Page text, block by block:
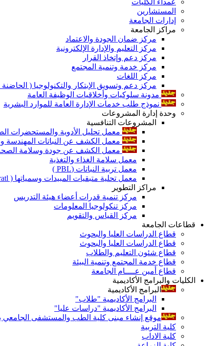
المستشارين
إدارات الجامعة
مراكز الجامعة
مركز ضمان الجودة والاعتماد
مركز التعليم والإدارة الإلكترونية
مركز دعم وإتخاذ القرار
مركز خدمة وتنمية المجتمع
مركز اللغات
مركز دعم وتسويق الإبتكار والتكنولوجيا ( الحاضنة
مدونة سلوكيات وأخلاقيات الوظيفة العامة
نموذج طلب خدمات الإدارة العامة للموارد البشرية
وحدة إدارة المشروعات
المشروعات التنافسية
معمل تحليل الأدوية والمستحضرات
معمل الكشف عن النباتات المهندسة
معمل الكشف عن جودة وسلامة الصحة
معمل سلامة الغذاء والتغذية
معمل تربية النباتات (PBL )
معمل تحلية متبقيات المبيدات وسمياتها ( Pratl )
مراكز التطوير
مركز تنمية قدرات أعضاء هيئة التدريس
مركز تنكولوجيا المعلومات
مركز القياس والتقويم
قطاعات الجامعة
قطاع الدراسات العليا والبحوث
قطاع الدراسات العليا والبحوث
قطاع شئون التعليم والطلاب
قطاع خدمة المجتمع وتنمية البيئة
قطاع أمين عــــام الجامعة
الكليات والبرامج الأكاديمية
البرامج الأكاديمية
البرامج الأكاديمية "طلاب"
البرامج الأكاديمية "دراسات عليا"
موقع إنشاء مبنى كلية الطب والمستشفى الجامعي
كلية التربية
كلية الاداب